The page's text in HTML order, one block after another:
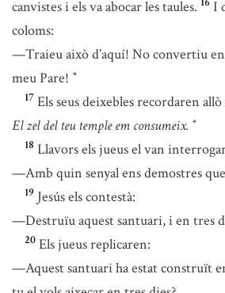
canvistes i els va abocar les taules.
I
coloms:
—Traieu això d’aquí! No convertiu en
meu Pare! *
17 Els seus deixebles recordaren
El zel del teu temple em consumeix. *
18 Llavors els jueus el van
—Amb quin senyal ens demostres
19 Jesús els contestà:
—Destruïu aquest santuari, i en tres
20 Els jueus replicaren:
—Aquest santuari ha estat construït